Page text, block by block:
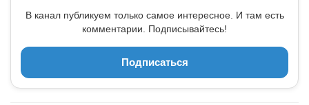
В канал публикуем только самое интересное. И там есть
комментарии. Подписывайтесь!
Подписаться